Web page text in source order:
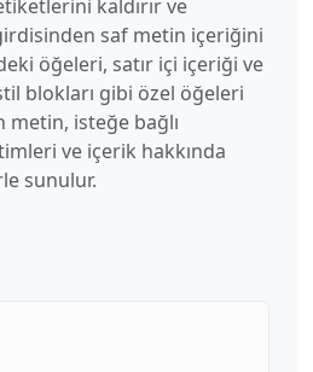
kaldırır ve
saf metin içeriğini
öğeleri, satır içi içeriği ve
blokları gibi özel öğeleri
metin, isteğe bağlı
ve içerik hakkında
sunulur.